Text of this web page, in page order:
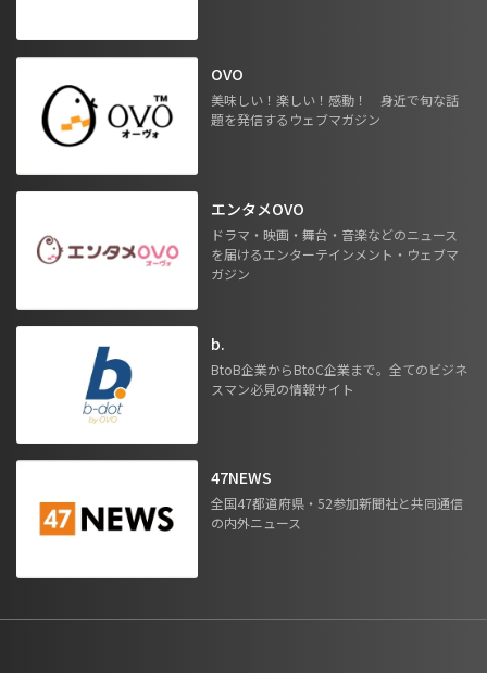
OVO
美味しい！楽しい！感動！ 身近で旬な話
題を発信するウェブマガジン
エンタメOVO
ドラマ・映画・舞台・音楽などのニュース
を届けるエンターテインメント・ウェブマ
ガジン
b.
BtoB企業からBtoC企業まで。全てのビジネ
スマン必見の情報サイト
47NEWS
全国47都道府県・52参加新聞社と共同通信
の内外ニュース